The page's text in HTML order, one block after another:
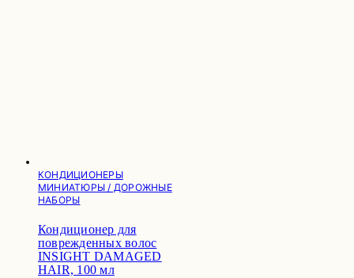
КОНДИЦИОНЕРЫ
МИНИАТЮРЫ / ДОРОЖНЫЕ
НАБОРЫ
Кондиционер для
поврежденных волос
INSIGHT DAMAGED
HAIR, 100 мл